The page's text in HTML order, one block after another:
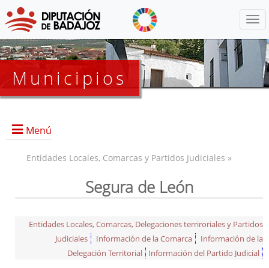
Municipios
Menú
Entidades Locales, Comarcas y Partidos Judiciales »
Segura de León
Entidades Locales, Comarcas, Delegaciones terriroriales y Partidos
Judiciales
Información de la Comarca
Información de la
Delegación Territorial
Información del Partido Judicial